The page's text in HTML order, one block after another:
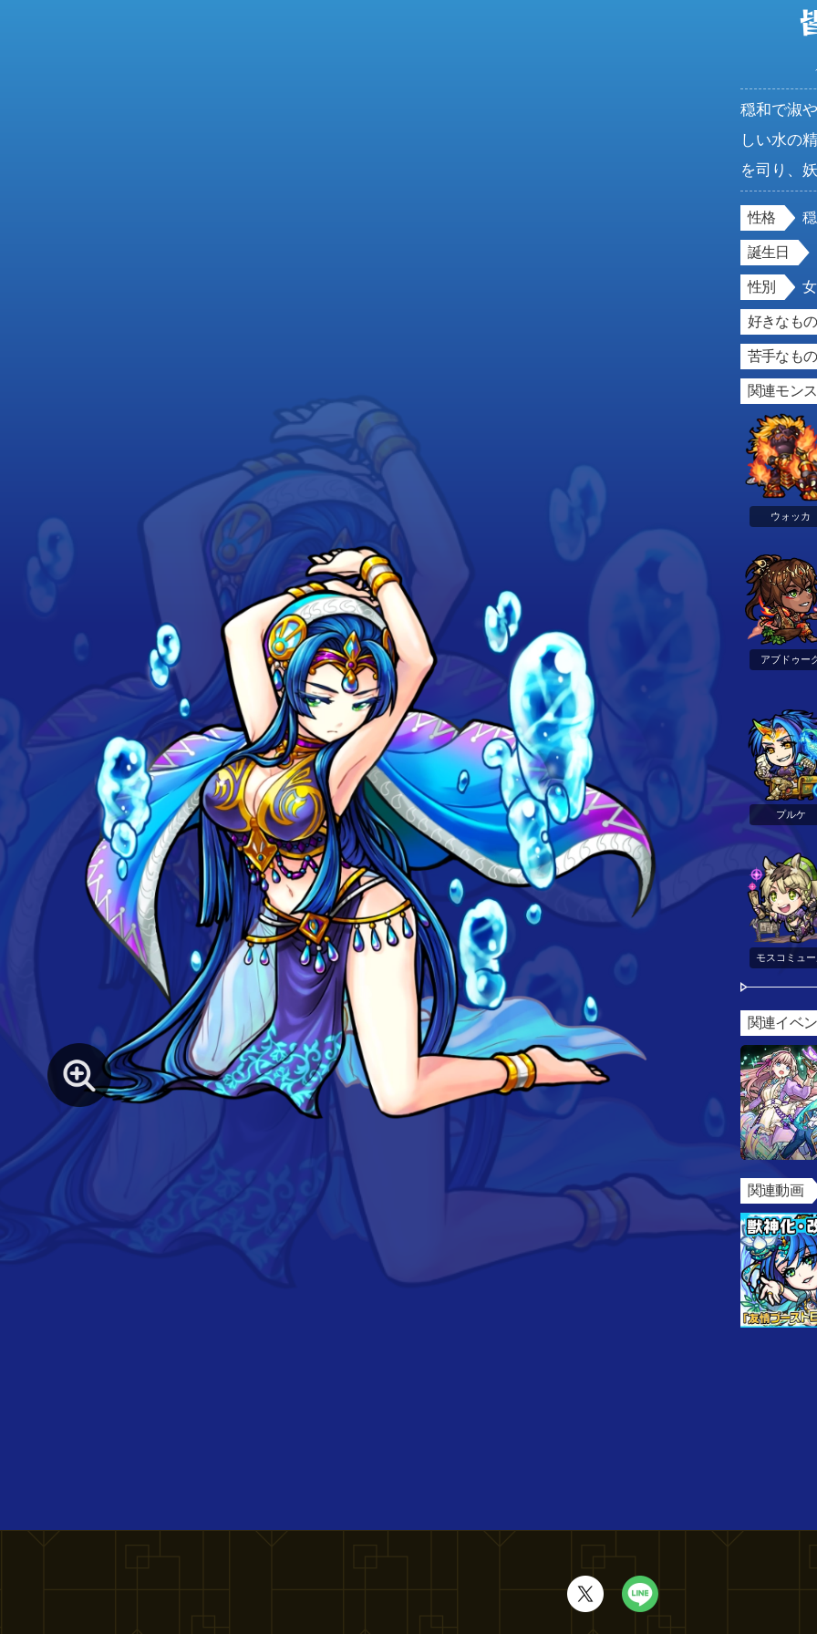
穏和で淑
しい水の
を司り、
性格
誕生日
性別 女
好きなもの
苦手なもの
関連モン
ウォッカ
アブドゥー
プルケ
モスコミュ
関連イベ
関連動画